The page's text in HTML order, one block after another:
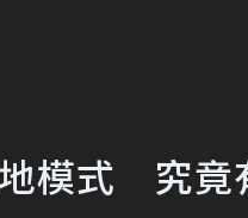
模式 究竟